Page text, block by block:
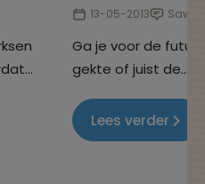
ik
13-05-2013
Ga je voor de
gekte of juist de
Japan is niets wat
Lees verder